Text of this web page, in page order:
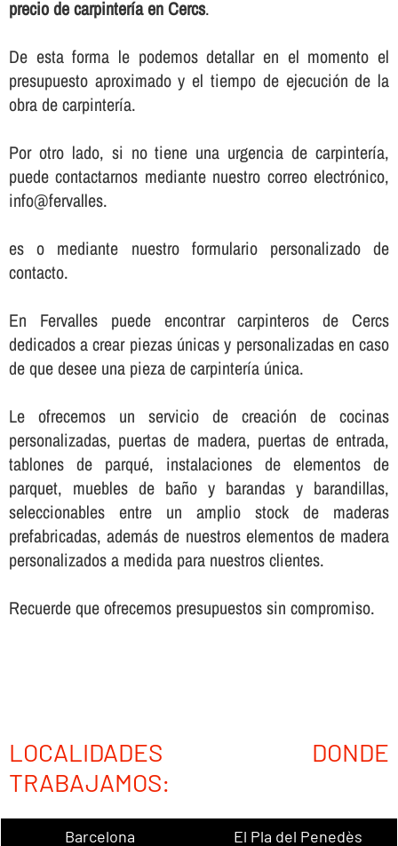
precio de carpinterí­a en Cercs.
De esta forma le podemos detallar en el momento el
presupuesto aproximado y el tiempo de ejecución de la
obra de carpinterí­a.
Por otro lado, si no tiene una urgencia de carpinterí­a,
puede contactarnos mediante nuestro correo electrónico,
info@fervalles.
es o mediante nuestro formulario personalizado de
contacto.
En Fervalles puede encontrar carpinteros de Cercs
dedicados a crear piezas únicas y personalizadas en caso
de que desee una pieza de carpinterí­a única.
Le ofrecemos un servicio de creación de cocinas
personalizadas, puertas de madera, puertas de entrada,
tablones de parqué, instalaciones de elementos de
parquet, muebles de baño y barandas y barandillas,
seleccionables entre un amplio stock de maderas
prefabricadas, además de nuestros elementos de madera
personalizados a medida para nuestros clientes.
Recuerde que ofrecemos presupuestos sin compromiso.
LOCALIDADES DONDE
TRABAJAMOS:
Barcelona
El Pla del Penedès